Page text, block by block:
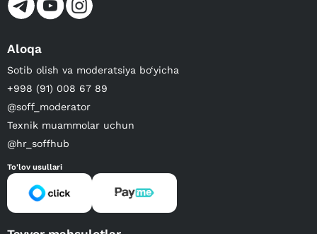
Aloqa
Sotib olish va moderatsiya bo‘yicha
+998 (91) 008 67 89
@soff_moderator
Texnik muammolar uchun
@hr_soffhub
To'lov usullari